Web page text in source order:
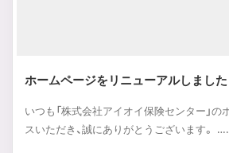
ホームページをリニューアルしました
いつも「株式会社アイオイ保険センター」
スいただき、誠にありがとうございます。